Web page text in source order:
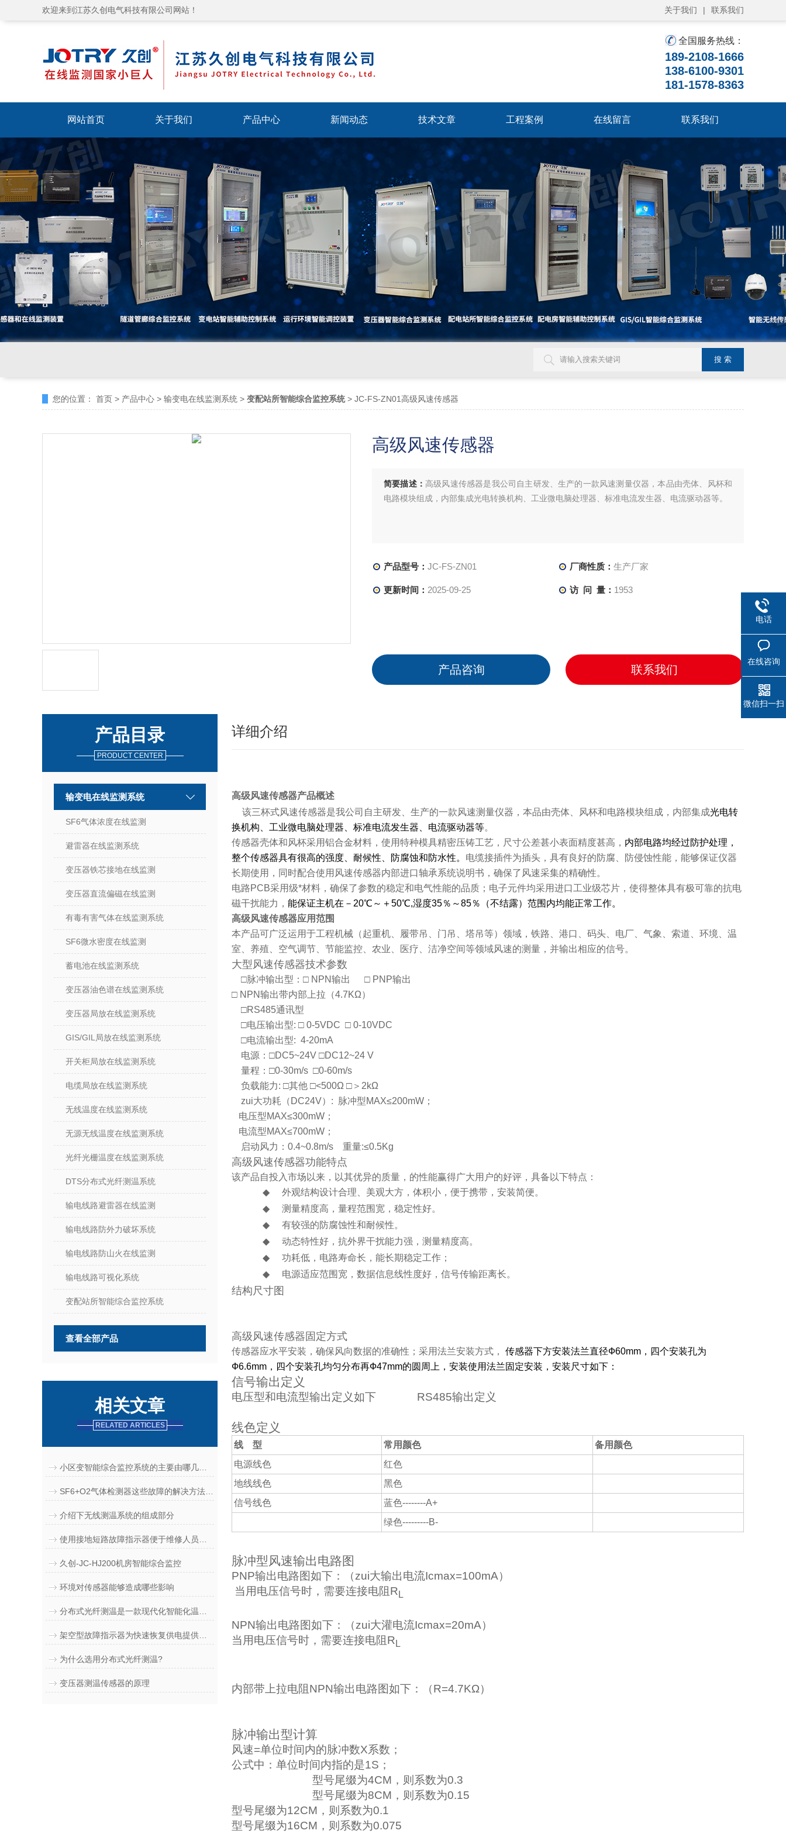
欢迎来到江苏久创电气科技有限公司网站！ 关于我们 | 联系我们
全国服务热线：
189-2108-1666
138-6100-9301
181-1578-8363
网站首页 关于我们 产品中心 新闻动态 技术文章 工程案例 在线留言 联系我们
您的位置： 首页 > 产品中心 > 输变电在线监测系统 > 变配站所智能综合监控系统> JC-FS-ZN01高级风速传感器
高级风速传感器
简要描述： 高级风速传感器是我公司自主研发、生产的一款风速测量仪器，本品由壳体、风杯和
电路模块组成，内部集成光电转换机构、工业微电脑处理器、标准电流发生器、电流驱动器等。
产品型号： JC-FS-ZN01 厂商性质： 生产厂家
更新时间： 2025-09-25 访 问 量： 1953
产品咨询 联系我们
产品目录
PRODUCT CENTER
输变电在线监测系统
SF6气体浓度在线监测
避雷器在线监测系统
变压器铁芯接地在线监测
变压器直流偏磁在线监测
有毒有害气体在线监测系统
SF6微水密度在线监测
蓄电池在线监测系统
变压器油色谱在线监测系统
变压器局放在线监测系统
GIS/GIL局放在线监测系统
开关柜局放在线监测系统
电缆局放在线监测系统
无线温度在线监测系统
无源无线温度在线监测系统
光纤光栅温度在线监测系统
DTS分布式光纤测温系统
输电线路避雷器在线监测
输电线路防外力破坏系统
输电线路防山火在线监测
输电线路可视化系统
变配站所智能综合监控系统
查看全部产品
相关文章
RELATED ARTICLES
介绍下无线测温系统的组成部分
久创-JC-HJ200机房智能综合监控
环境对传感器能够造成哪些影响
为什么选用分布式光纤测温?
变压器测温传感器的原理
详细介绍
高级风速传感器产品概述
该三杯式风速传感器是我公司自主研发、生产的一款风速测量仪器，本品由壳体、风杯和电路模块组成，内部集成光电转
换机构、工业微电脑处理器、标准电流发生器、电流驱动器等。
传感器壳体和风杯采用铝合金材料，使用特种模具精密压铸工艺，尺寸公差甚小表面精度甚高， 内部电路均经过防护处理，
整个传感器具有很高的强度、耐候性、防腐蚀和防水性。 电缆接插件为插头，具有良好的防腐、防侵蚀性能，能够保证仪器
长期使用，同时配合使用风速传感器内部进口轴承系统说明书，确保了风速采集的精确性。
电路PCB采用级*材料，确保了参数的稳定和电气性能的品质；电子元件均采用进口工业级芯片，使得整体具有极可靠的抗电
磁干扰能力， 能保证主机在－20℃～＋50℃,湿度35％～85％（不结露）范围内均能正常工作。
高级风速传感器应用范围
本产品可广泛运用于工程机械（起重机、履带吊、门吊、塔吊等）领域， 铁路、港口、码头、电厂、气象、索道、环境、温
室、养殖、空气调节、节能监控、农业、医疗、洁净空间等领域风速的测量，并输出相应的信号。
大型风速传感器技术参数
□脉冲输出型：□ NPN输出 □ PNP输出
□ NPN输出带内部上拉（4.7KΩ）
□RS485通讯型
□电压输出型: □ 0-5VDC □ 0-10VDC
□电流输出型: 4-20mA
电源：□DC5~24V □DC12~24 V
量程：□0-30m/s □0-60m/s
负载能力: □其他 □<500Ω □＞ 2kΩ
zui大功耗（ DC24V） : 脉冲型MAX≤200mW ；
电压型MAX≤300mW ；
电流型MAX≤700mW ；
启动风力： 0.4~0.8m/s 重量:≤0.5Kg
高级风速传感器功能特点
该产品自投入市场以来，以其优异的质量，的性能赢得广大用户的好评，具备以下特点：
◆
外观结构设计合理、美观大方，体积小，便于携带，安装简便。
◆
测量精度高，量程范围宽，稳定性好。
◆
有较强的防腐蚀性和耐候性。
◆
动态特性好，抗外界干扰能力强，测量精度高。
◆
功耗低，电路寿命长，能长期稳定工作；
◆
电源适应范围宽，数据信息线性度好，信号传输距离长。
结构尺寸图
高级风速传感器 固定方式
传感器应水平安装，确保风向数据的准确性；采用法兰安装方式， 传感器下方安装法兰直径Ф60mm ，四个安装孔为
Ф6.6mm ，四个安装孔均匀分布再Ф47mm的圆周上，安装使用法兰固定安装，安装尺寸如下：
信号输出定义
电压型和电流型输出定义如下 RS485输出定义
线色定义
线 型 常用颜色
备用颜色
电源线色
红色
地线线色
黑色
信号线色
蓝色--------A+
绿色---------B-
脉冲型风速输出电路图
PNP输出电路图如下： （zui大输出电流Icmax=100mA）
当用电压信号时， 需要连接电阻 R L
NPN输出电路图如下： （zui大灌电流Icmax=20mA）
当用电压信号时， 需要连接电阻R L
内部带上拉电阻 NPN输出电路图如下：（R=4.7KΩ）
脉冲输出型计算
风速=单位时间内的脉冲数X系数；
公式中：单位时间内指的是1S；
型号尾缀为4CM，则系数为0.3
型号尾缀为8CM，则系数为0.15
型号尾缀为12CM，则系数为0.1
型号尾缀为16CM，则系数为0.075
电话
在线咨询
微信扫一扫